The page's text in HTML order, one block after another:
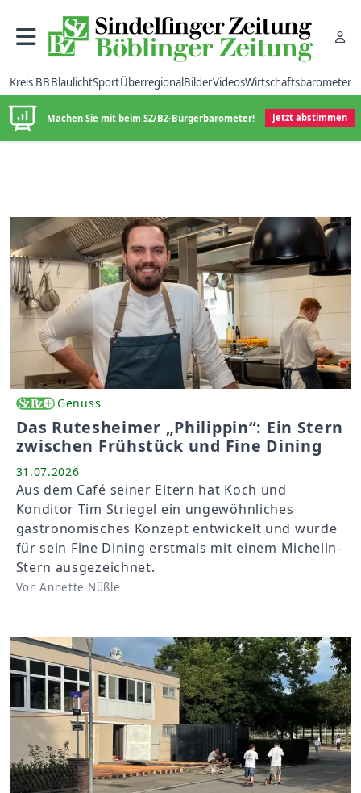
Kreis BBBlaulichtSportÜberregionalBilderVideosWirtschaftsbarometer
Machen Sie mit beim SZ/BZ-Bürgerbarometer! Jetzt abstimmen
Genuss
Das Rutesheimer „Philippin“: Ein Stern
zwischen Frühstück und Fine Dining
31.07.2026
Aus dem Café seiner Eltern hat Koch und
Konditor Tim Striegel ein ungewöhnliches
gastronomisches Konzept entwickelt und wurde
für sein Fine Dining erstmals mit einem Michelin-
Stern ausgezeichnet.
Von Annette Nüßle